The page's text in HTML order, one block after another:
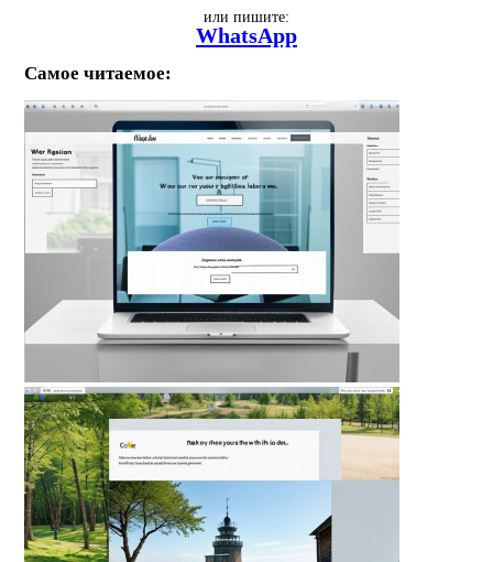
или пишите:
WhatsApp
Самое читаемое: